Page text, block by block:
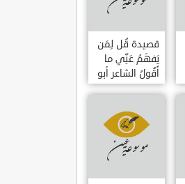
قصيدة قُل لِمَن
يَفهَمُ عَنِّي ما
أَقُولُ الشاعر أبو
حامد الغزالي